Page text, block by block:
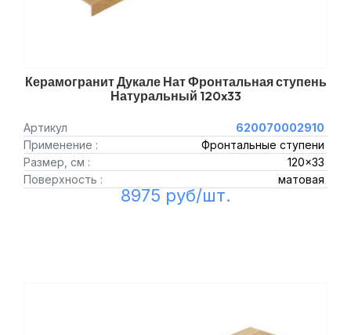
Керамогранит Дукале Нат Фронтальная ступень
Натуральный 120x33
Артикул
620070002910
Применение :
Фронтальные ступени
Размер, см :
120x33
Поверхность :
матовая
8975 руб/шт.